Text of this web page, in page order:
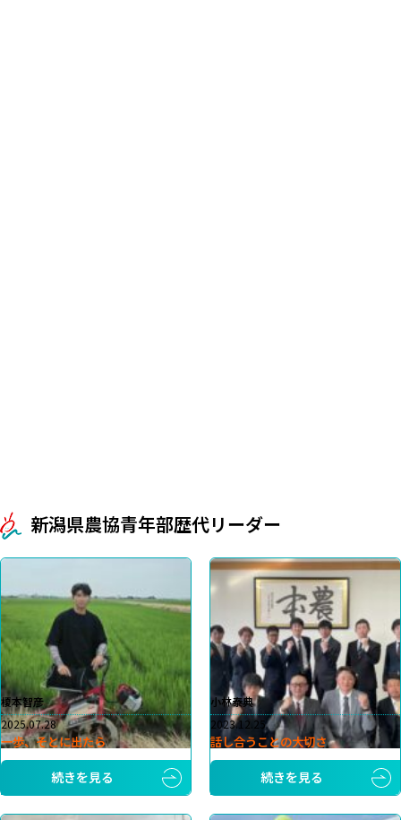
新潟県農協青年部歴代リーダー
榎本智彦
2025.07.28
一歩、そとに出たら
続きを見る
小林泰典
2023.12.25
話し合うことの大切さ
続きを見る